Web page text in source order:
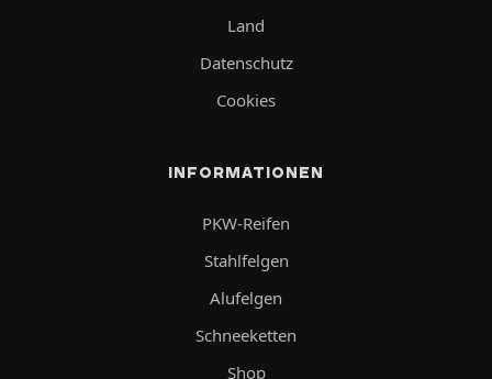
Land
Datenschutz
Cookies
INFORMATIONEN
PKW-Reifen
Stahlfelgen
Alufelgen
Schneeketten
Shop